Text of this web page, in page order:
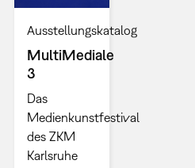
Ausstellungskatalog
MultiMediale
3
Das
Medienkunstfestival
des ZKM
Karlsruhe